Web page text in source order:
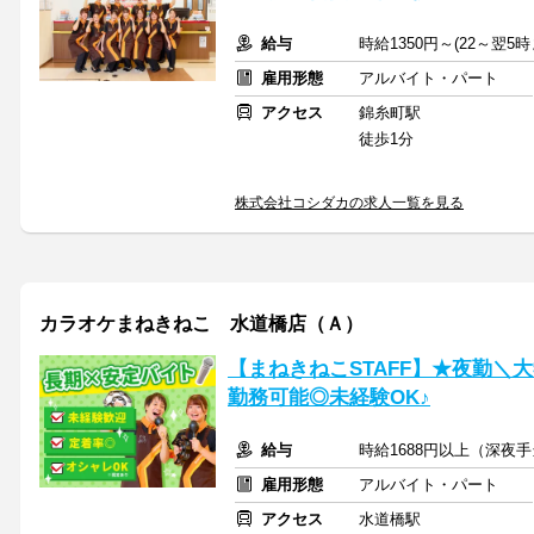
給与
時給1350円～(22～翌5
雇用形態
アルバイト・パート
アクセス
錦糸町駅
徒歩1分
株式会社コシダカの求人一覧を見る
カラオケまねきねこ 水道橋店（Ａ）
【まねきねこSTAFF】★夜勤＼
勤務可能◎未経験OK♪
給与
時給1688円以上（深夜
雇用形態
アルバイト・パート
アクセス
水道橋駅